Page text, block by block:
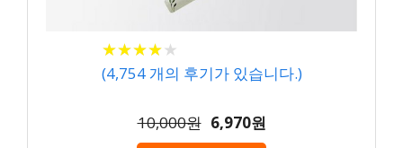
★★★★★
★★★★★
(4,754개의 후기가 있습니다.)
10,000원 6,970원